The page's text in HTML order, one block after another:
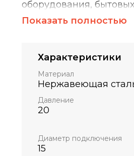
оборудования,
бытовой гибкий
ELKA нержавеющая
Показать полностью
Характеристики
Материал
Нержавеющая
Давление
20
Диаметр подключения
15